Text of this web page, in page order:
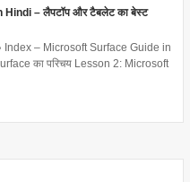
– लैपटॉप और टैबलेट का बेस्ट
– Microsoft Surface Guide in
का परिचय Lesson 2: Microsoft